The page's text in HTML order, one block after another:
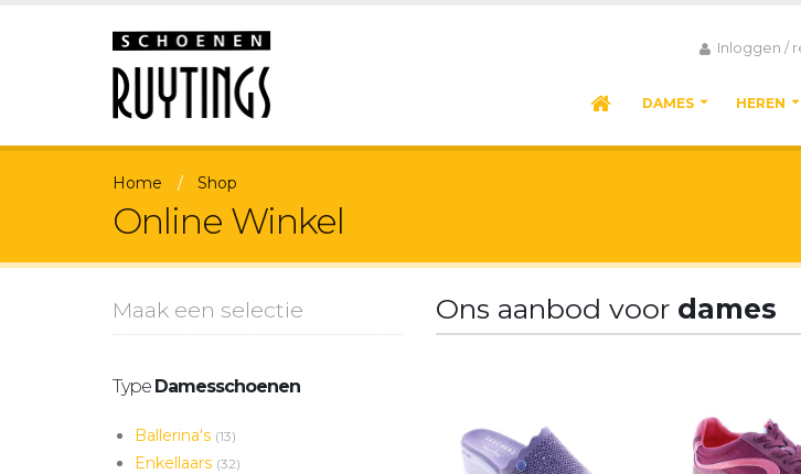
Inloggen /
DAMES HEREN
Home Shop
Online Winkel
Maak een selectie
Type Damesschoenen
Ballerina's (13)
Enkellaars (32)
Ons aanbod voor dames